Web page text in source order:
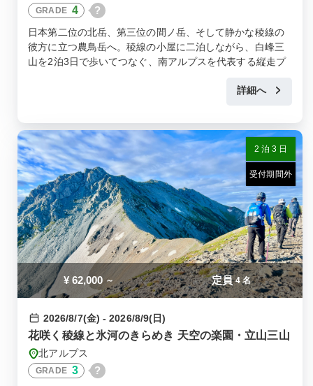
GRADE 4 ?
日本第二位の北岳、第三位の間ノ岳、そして静かな稜線の
彼方に立つ農鳥岳へ。稜線の小屋に二泊しながら、白峰三
山を2泊3日で歩いてつなぐ、南アルプスを代表する縦走プ
詳細へ
¥ 62,000 ～ 定員 4 名
2 泊 3 日
受付期間外
2026/8/7(金) - 2026/8/9(日)
花咲く稜線と氷河のきらめき 天空の楽園・立山三山
北アルプス
GRADE 3 ?